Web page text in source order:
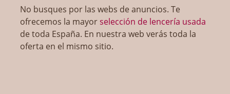
No busques por las webs de anuncios. Te
ofrecemos la mayorselección de lencería usada
de toda España. En nuestra web verás toda la
oferta en el mismo sitio.